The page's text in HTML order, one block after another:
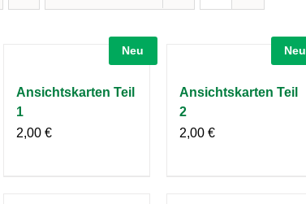
Neu
Ansichtskarten Teil
1
2,00€
Neu
Ansichtskarten Teil
2
2,00 €